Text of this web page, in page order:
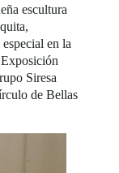
escultura
en la
Siresa
de Bellas